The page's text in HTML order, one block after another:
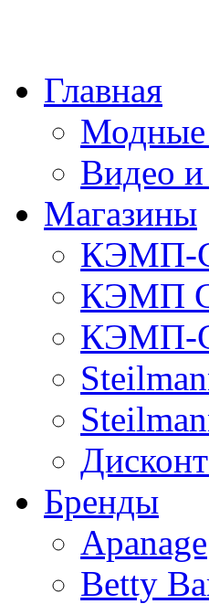
Главная
Модные
Видео и
Магазины
КЭМП-
КЭМП
КЭМП-
Бренды
Apanage
Betty